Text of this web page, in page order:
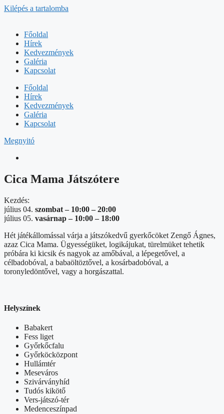
Kilépés a tartalomba
Főoldal
Hírek
Kedvezmények
Galéria
Kapcsolat
Főoldal
Hírek
Kedvezmények
Galéria
Kapcsolat
Megnyitó
Cica Mama Játszótere
Kezdés:
július 04. szombat – 10:00–20:00
július 05. vasárnap – 10:00– 18:00
Hét játékállomással várja a játszókedvű gyerkőcöket Zengő Ágnes,
azaz Cica Mama. Ügyességüket, logikájukat, türelmüket tehetik
próbára ki kicsik és nagyok az amőbával, a lépegetővel, a
célbadobóval, a babaöltöztővel, a kosárbadobóval, a
toronyledöntővel, vagy a horgászattal.
Helyszínek
Babakert
Fess liget
Győrkőcfalu
Győrköcközpont
Hullámtér
Meseváros
Szivárványhíd
Tudós kikötő
Vers-játszó-tér
Medenceszínpad